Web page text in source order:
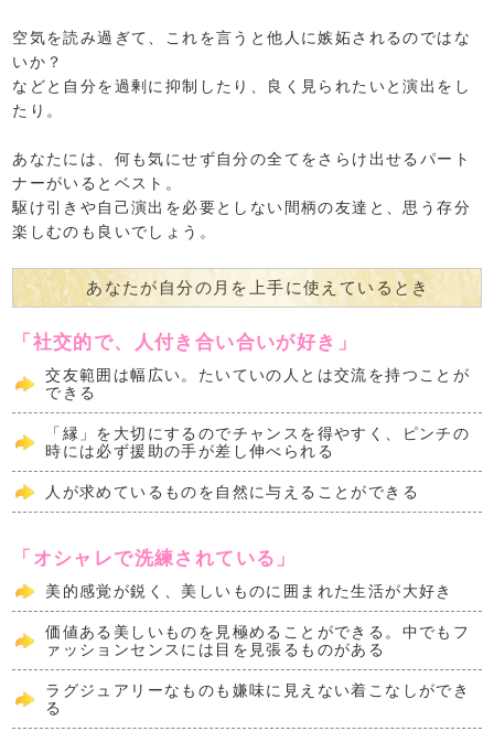
空気を読み過ぎて、これを言うと他人に嫉妬されるのではな
いか？
などと自分を過剰に抑制したり、良く見られたいと演出をし
たり。
あなたには、何も気にせず自分の全てをさらけ出せるパート
ナーがいるとベスト。
駆け引きや自己演出を必要としない間柄の友達と、思う存分
楽しむのも良いでしょう。
あなたが自分の月を上手に使えているとき
「社交的で、人付き合い合いが好き」
交友範囲は幅広い。たいていの人とは交流を持つことが
できる
「縁」を大切にするのでチャンスを得やすく、ピンチの
時には必ず援助の手が差し伸べられる
人が求めているものを自然に与えることができる
「オシャレで洗練されている」
美的感覚が鋭く、美しいものに囲まれた生活が大好き
価値ある美しいものを見極めることができる。中でもフ
ァッションセンスには目を見張るものがある
ラグジュアリーなものも嫌味に見えない着こなしができ
る